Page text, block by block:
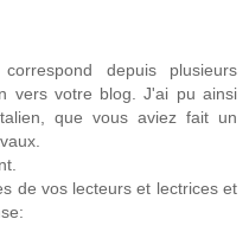
depuis plusieurs
vers votre blog. J'ai pu ainsi
que vous aviez fait un
de vos lecteurs et lectrices et